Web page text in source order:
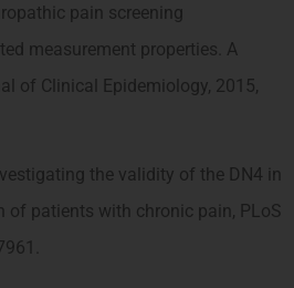
pain screening
measurement properties. A
of Clinical Epidemiology, 2015,
the validity of the DN4 in
of patients with chronic pain, PLoS